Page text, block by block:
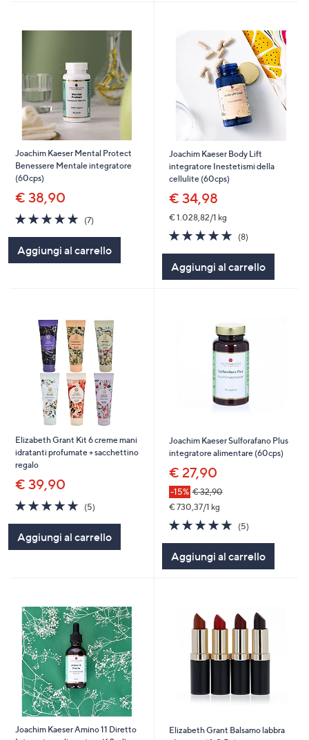
Joachim Kaeser Mental Protect
Benessere Mentale integratore
(60cps)
€ 38,90
4.7
of
Stars
(7)7
Aggiungi al carrello
Joachim Kaeser Body Lift
integratore Inestetismi della
cellulite (60cps)
€ 34,98
€ 1.028,82/1 kg
4.8
of
Stars
(8)8
Aggiungi al carrello
Elizabeth Grant Kit 6 creme mani
idratanti profumate + sacchettino
regalo
€ 39,90
4.8
of
Stars
(5)5
Aggiungi al carrello
Joachim Kaeser Sulforafano Plus
integratore alimentare (60cps)
€ 27,90
-15% € 32,90
€ 730,37/1 kg
5.0
of
Stars
(5)5
Aggiungi al carrello
Joachim Kaeser Amino 11 Diretto
Elizabeth Grant Balsamo labbra